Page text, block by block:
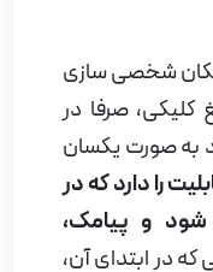
شخصی سازی
کلیکی، صرفا در
به صورت یکسان
را دارد که در
و پیامک،
در ابتدای آن،